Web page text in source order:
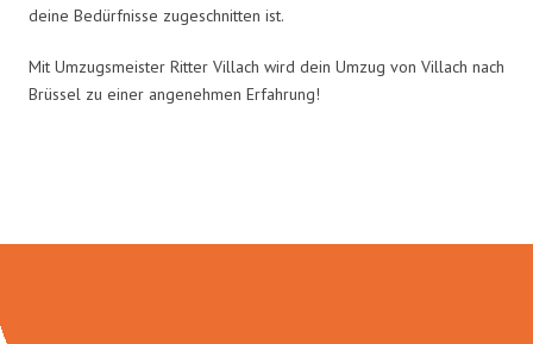
deine Bedürfnisse zugeschnitten ist.
Mit Umzugsmeister Ritter Villach wird dein Umzug von Villach nach
Brüssel zu einer angenehmen Erfahrung!